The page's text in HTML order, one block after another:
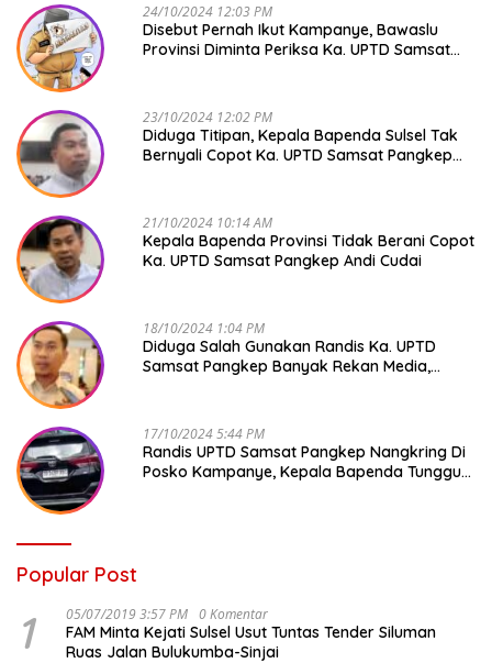
24/10/2024 12:03 PM
Disebut Pernah Ikut Kampanye, Bawaslu
Provinsi Diminta Periksa Ka. UPTD Samsat
23/10/2024 12:02 PM
Diduga Titipan, Kepala Bapenda Sulsel Tak
Bernyali Copot Ka. UPTD Samsat Pangkep
21/10/2024 10:14 AM
Kepala Bapenda Provinsi Tidak Berani Copot
Ka. UPTD Samsat Pangkep Andi Cudai
18/10/2024 1:04 PM
Diduga Salah Gunakan Randis Ka. UPTD
Samsat Pangkep Banyak Rekan Media,
17/10/2024 5:44 PM
Randis UPTD Samsat Pangkep Nangkring Di
Posko Kampanye, Kepala Bapenda Tunggu
Popular Post
1 05/07/2019 3:57 PM 0 Komentar
FAM Minta Kejati Sulsel Usut Tuntas Tender Siluman
Ruas Jalan Bulukumba-Sinjai